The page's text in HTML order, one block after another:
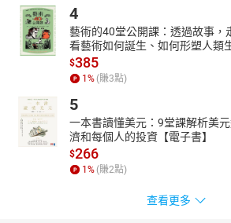
在擠花的世界裡得以慢下來的Ariel說，「
歡的事，感動自己、成就自己。你要去為自
辦法感動他人。」希望這本書能夠帶給你除
重視生活，提升你對配色的美感和概念。
4
藝術的40堂公開課：透過故事，
看藝術如何誕生、如何形塑人類
$385
1 % (賺3點)
5
一本書讀懂美元：9堂課解析美
濟和每個人的投資【電子書】
$266
1 % (賺2點)
查看更多